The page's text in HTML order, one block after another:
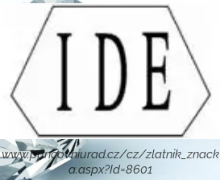
www.puncovniurad.cz/cz/zlatnik_znack
a.aspx?Id=8601